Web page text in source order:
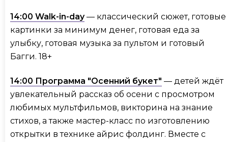
14:00 Walk-in-day— классический сюжет, готовые
картинки за минимум денег, готовая еда за
улыбку, готовая музыка за пультом и готовый
Багги. 18+
14:00 Программа "Осенний букет" — детей ждёт
увлекательный рассказ об осени с просмотром
любимых мультфильмов, викторина на знание
стихов, а также мастер-класс по изготовлению
открытки в технике айрис фолдинг. Вместе с